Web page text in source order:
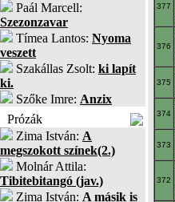
Paál Marcell:
Szezonzavar
Tímea Lantos: Nyoma
veszett
Szakállas Zsolt: ki lapít
ki.
Szőke Imre: Anzix
Prózák
Zima István: A
megszokott színek(2.)
Molnár Attila:
Tibitebitangó (jav.)
Zima István: A másik is
377
376
375
374
373
372